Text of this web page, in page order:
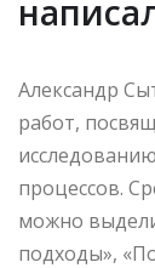
Александр
работ,
процессов.
можно
подходы»,